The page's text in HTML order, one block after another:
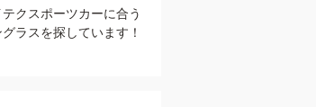
クスポーツカーに合う
ラスを探しています！